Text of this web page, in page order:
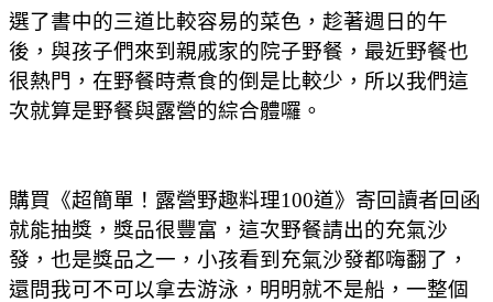
選了書中的三道比較容易的菜色，趁著週日的午
後，與孩子們來到親戚家的院子野餐，最近野餐也
很熱門，在野餐時煮食的倒是比較少，所以我們這
次就算是野餐與露營的綜合體囉。
購買 《超簡單！露營野趣料理100道》寄回讀者回函
就能抽獎，獎品很豐富，這次野餐請出的充氣沙
發，也是獎品之一，小孩看到充氣沙發都嗨翻了，
還問我可不可以拿去游泳，明明就不是船，一整個